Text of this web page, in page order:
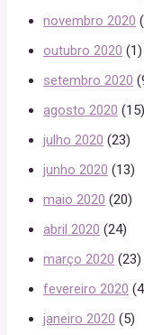
novembro 2020
outubro 2020 (1)
setembro 2020
agosto 2020 (15)
julho 2020 (23)
junho 2020 (13)
maio 2020 (20)
abril 2020 (24)
março 2020 (23)
fevereiro 2020
janeiro 2020 (5)